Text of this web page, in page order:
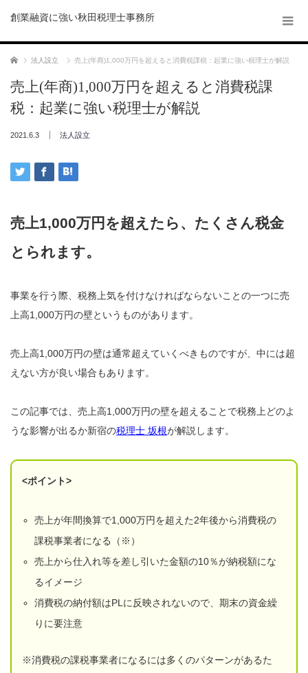
創業融資に強い秋田税理士事務所
ホーム 法人設立 売上(年商)1,000万円を超えると消費税課税：起業に強い税理士が解説
売上(年商)1,000万円を超えると消費税課
税：起業に強い税理士が解説
2021.6.3 法人設立
売上1,000万円を超えたら、たくさん税金
とられます。
事業を行う際、税務上気を付けなければならないことの一つに売
上高1,000万円の壁というものがあります。
売上高1,000万円の壁は通常超えていくべきものですが、中には超
えない方が良い場合もあります。
この記事では、売上高1,000万円の壁を超えることで税務上どのよ
うな影響が出るか新宿の税理士 坂根が解説します。
<ポイント>
売上が年間換算で1,000万円を超えた2年後から消費税の
課税事業者になる（※）
売上から仕入れ等を差し引いた金額の10％が納税額にな
るイメージ
消費税の納付額はPLに反映されないので、期末の資金繰
りに要注意
※消費税の課税事業者になるには多くのパターンがあるた